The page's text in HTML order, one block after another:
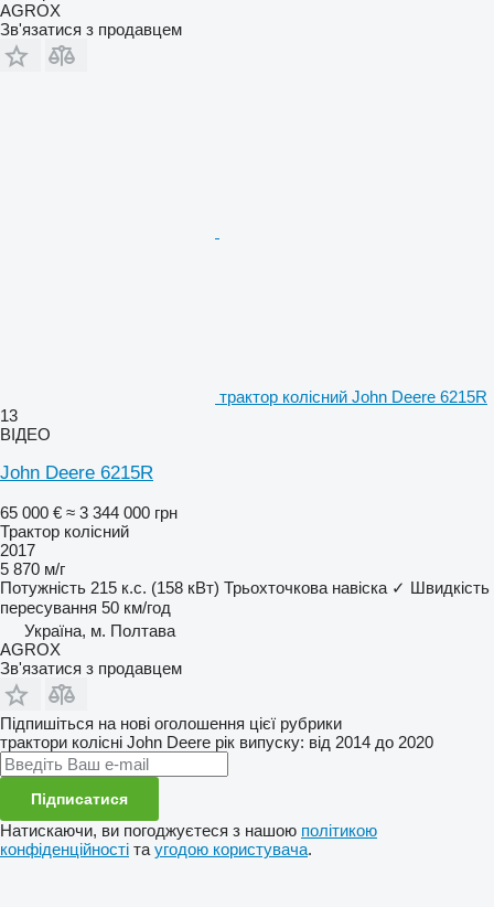
AGROX
Зв'язатися з продавцем
трактор колісний John Deere 6215R
13
ВІДЕО
John Deere 6215R
65 000 € ≈ 3 344 000 грн
Трактор колісний
2017
5 870 м/г
Потужність 215 к.с. (158 кВт) Трьохточкова навіска ✓ Швидкість
пересування 50 км/год
Україна, м. Полтава
AGROX
Зв'язатися з продавцем
Підпишіться на нові оголошення цієї рубрики
трактори колісні John Deere рік випуску: від 2014 до 2020
Підписатися
Натискаючи, ви погоджуєтеся з нашою політикою
конфіденційності та угодою користувача.